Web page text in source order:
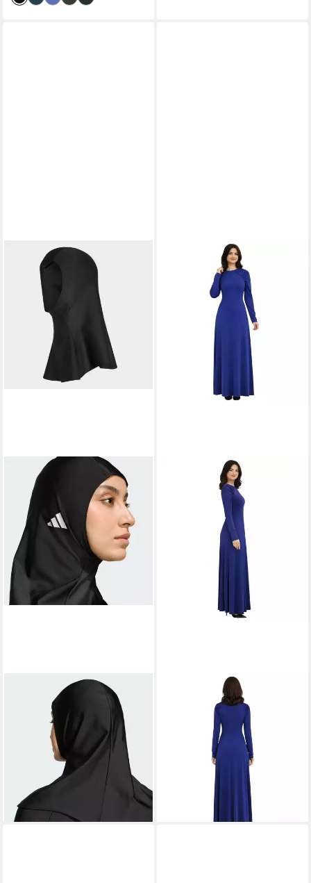
ADIDAS PERFORMANCE
Schwimm-Hijab SCHWIMM
HIDSCHAB (1 St)
lieferbar - in 2-3 Werktagen bei dir
FASHIONSHOWCASE
Abendkleid Damen Maxikleid
Hijab Kleid mit Raglanärmeln -
Modest Fashion elastisch
UVP 99,00 €
lieferbar - in 3-4 Werktagen bei dir